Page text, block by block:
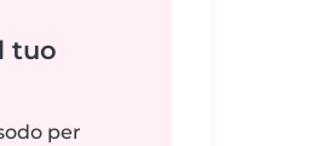
tuo
per